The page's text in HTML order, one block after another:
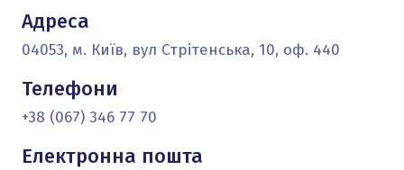
Підписатися на розсилку
Адреса
04053, м. Київ, вул Стрітенська, 10, оф. 440
Телефони
+38 (067) 346 77 70
Електронна пошта